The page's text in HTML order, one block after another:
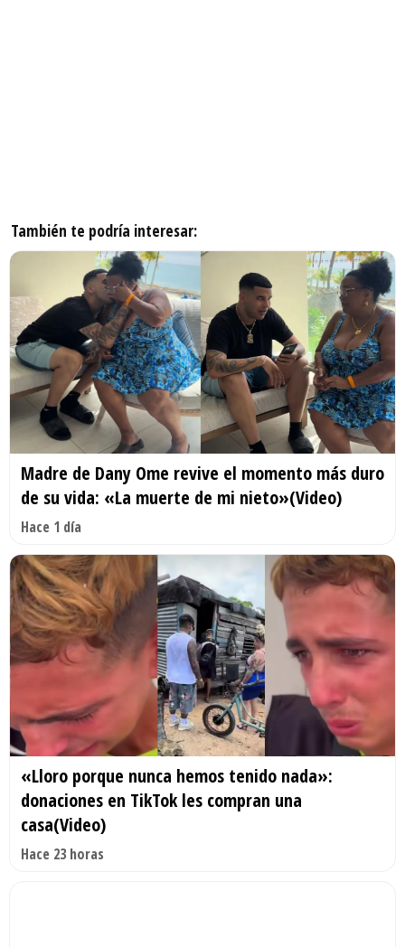
También te podría interesar:
Madre de Dany Ome revive el momento más duro
de su vida: «La muerte de mi nieto»(Video)
Hace 1 día
«Lloro porque nunca hemos tenido nada»:
donaciones en TikTok les compran una
casa(Video)
Hace 23 horas